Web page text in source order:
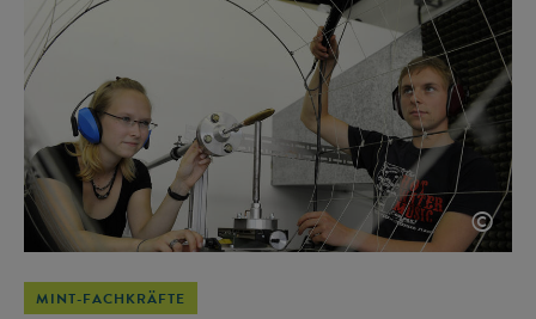
©
MINT-FACHKRÄFTE